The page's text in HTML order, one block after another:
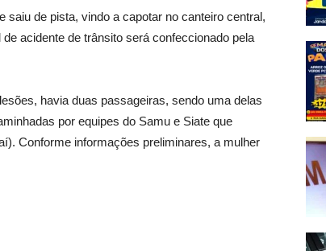
de pista, vindo a capotar no canteiro central,
acidente de trânsito será confeccionado pela
havia duas passageiras, sendo uma delas
por equipes do Samu e Siate que
Conforme informações preliminares, a mulher